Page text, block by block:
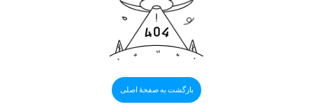
بازگشت به صفحهٔ اصلی